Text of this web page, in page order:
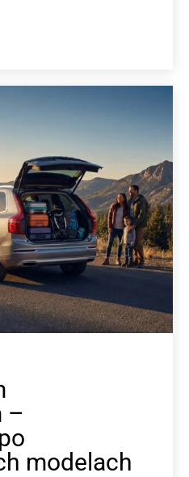
–
modelach